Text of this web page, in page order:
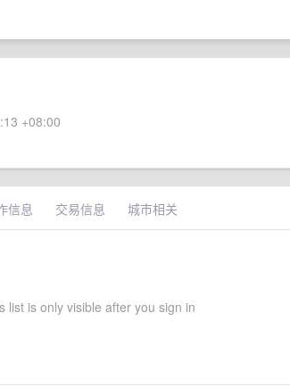
+08:00
信息 交易信息 城市相关
list is only visible after you sign in